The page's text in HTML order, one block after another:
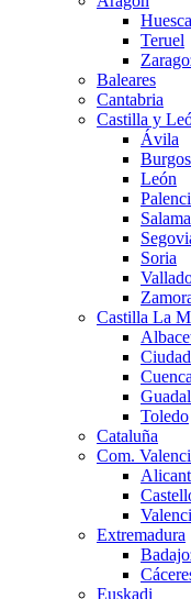
Huesca
Teruel
Baleares
Cantabria
Castilla y
Ávila
Burgos
León
Soria
Castilla La
Cuenca
Toledo
Cataluña
Com.
Extremadura
Euskadi